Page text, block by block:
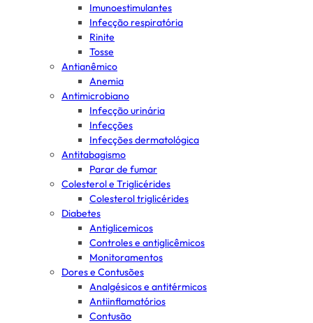
Imunoestimulantes
Infecção respiratória
Rinite
Tosse
Antianêmico
Anemia
Antimicrobiano
Infecção urinária
Infecções
Infecções dermatológica
Antitabagismo
Parar de fumar
Colesterol e Triglicérides
Colesterol triglicérides
Diabetes
Antiglicemicos
Controles e antiglicêmicos
Monitoramentos
Dores e Contusões
Analgésicos e antitérmicos
Antiinflamatórios
Contusão